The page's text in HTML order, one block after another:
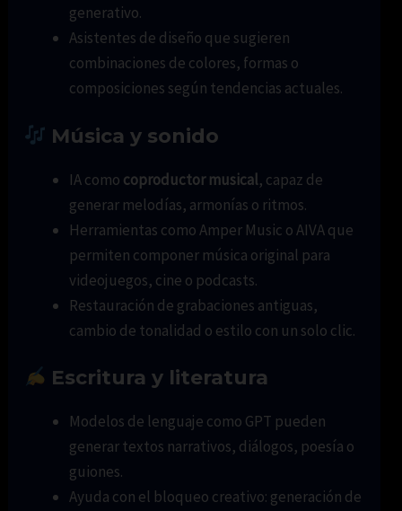
generativo.
Asistentes de diseño que sugieren
combinaciones de colores, formas o
composiciones según tendencias actuales.
Música y sonido
IA como coproductor musical, capaz de
generar melodías, armonías o ritmos.
Herramientas como Amper Music o AIVA que
permiten componer música original para
videojuegos, cine o podcasts.
Restauración de grabaciones antiguas,
cambio de tonalidad o estilo con un solo clic.
Escritura y literatura
Modelos de lenguaje como GPT pueden
generar textos narrativos, diálogos, poesía o
guiones.
Ayuda con el bloqueo creativo: generación de